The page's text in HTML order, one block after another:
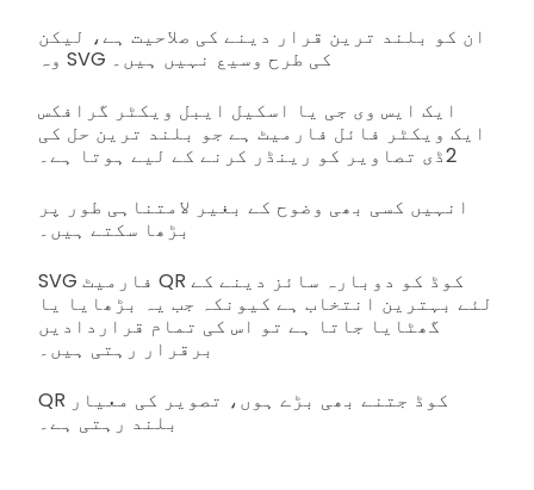
ان کو بلند ترین قرار دینے کی صلاحیت ہے، لیکن
وہ SVG کی طرح وسیع نہیں ہیں۔
ایک ایس وی جی یا اسکیل ایبل ویکٹر گرافکس
ایک ویکٹر فائل فارمیٹ ہے جو بلند ترین حل کی
2ڈی تصاویر کو رینڈر کرنے کے لیے ہوتا ہے۔
انہیں کسی بھی وضوح کے بغیر لامتناہی طور پر
بڑھا سکتے ہیں۔
SVG فارمیٹ QR کوڈ کو دوبارہ سائز دینے کے
لئے بہترین انتخاب ہے کیونکہ جب یہ بڑھایا یا
گھٹایا جاتا ہے تو اس کی تمام قراردادیں
برقرار رہتی ہیں۔
QR کوڈ جتنے بھی بڑے ہوں، تصویر کی معیار
بلند رہتی ہے۔